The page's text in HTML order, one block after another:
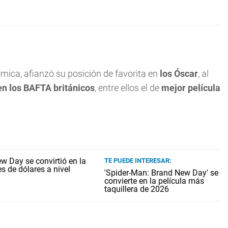
afianzó su posición de favorita en los Óscar, al
los BAFTA británicos, entre ellos el de mejor película
TE PUEDE INTERESAR:
'Spider-Man: Brand New Day' se
convierte en la película más
taquillera de 2026